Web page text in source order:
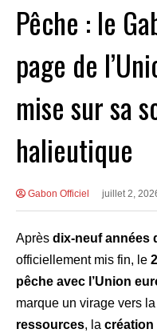
Pêche : le
page de
mise sur sa
halieutique
Gabon Officiel juillet 2,
Après dix-neuf années
officiellement mis fin, le
pêche avec l’Union
marque un virage vers la
ressources, la création